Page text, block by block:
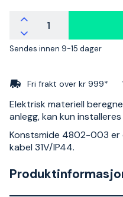
Sendes innen 9-15 dager
Fri frakt over kr 999*
Elektrisk materiell
anlegg, kan kun
Konstsmide 4802-003
kabel 31V/IP44.